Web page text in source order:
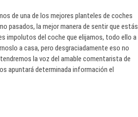
de una de los mejores planteles de coches
pasados, la mejor manera de sentir que estás
impolutos del coche que elijamos, todo ello a
a casa, pero desgraciadamente eso no
la voz del amable comentarista de
apuntará determinada información el